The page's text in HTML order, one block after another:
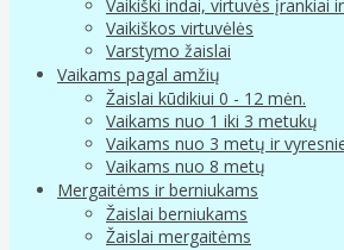
Vaikiški indai, virtuvės įrankiai
Vaikiškos virtuvėlės
Varstymo žaislai
Vaikams pagal amžių
Žaislai kūdikiui 0 - 12 mėn.
Vaikams nuo 1 iki 3 metukų
Vaikams nuo 3 metų ir
Vaikams nuo 8 metų
Mergaitėms ir berniukams
Žaislai berniukams
Žaislai mergaitėms